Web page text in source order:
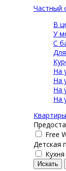
Частный
В
У
С
На
На
На
На
Free
Детская
Кухня